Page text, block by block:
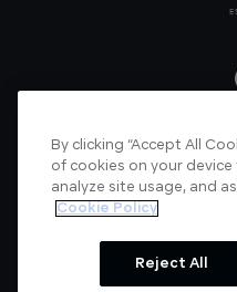
About us
Verified
By clicking “Accept All
of cookies on your
analyze site usage, and
Cookie Policy
Reject All